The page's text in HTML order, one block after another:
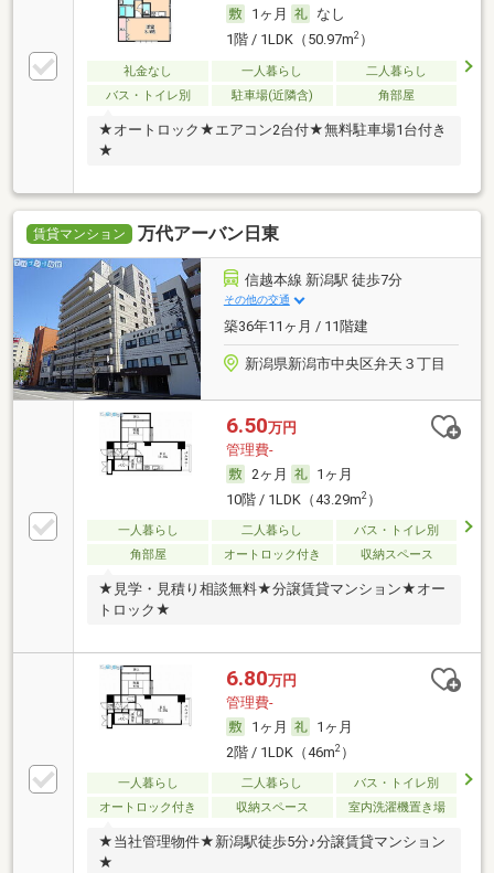
1ヶ月
なし
1階 / 1LDK（50.97m2）
礼金なし 一人暮らし
二人暮らし
バス・トイレ別
駐車場(近隣含) 角部屋
★オートロック★エアコン2台付★無料駐車場1台付き
★
賃貸マンション 万代アーバン日東
信越本線 新潟駅 徒歩7分
その他の交通
築36年11ヶ月 / 11階建
新潟県新潟市中央区弁天３丁目
6.50万円
管理費-
2ヶ月
1ヶ月
10階 / 1LDK（43.29m2）
一人暮らし 二人暮らし
バス・トイレ別
角部屋
オートロック付き 収納スペース
★見学・見積り相談無料★分譲賃貸マンション★オー
トロック★
6.80万円
管理費-
1ヶ月
1ヶ月
2階 / 1LDK（46m2）
一人暮らし 二人暮らし
バス・トイレ別
オートロック付き
収納スペース 室内洗濯機置き場
★当社管理物件★新潟駅徒歩5分♪分譲賃貸マンション
★